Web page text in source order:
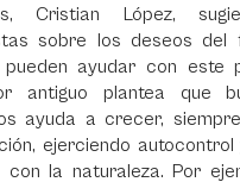
Cristian López,
sobre los deseos del
pueden ayudar con este
antiguo plantea que
ayuda a crecer,
ejerciendo
con la naturaleza. Por